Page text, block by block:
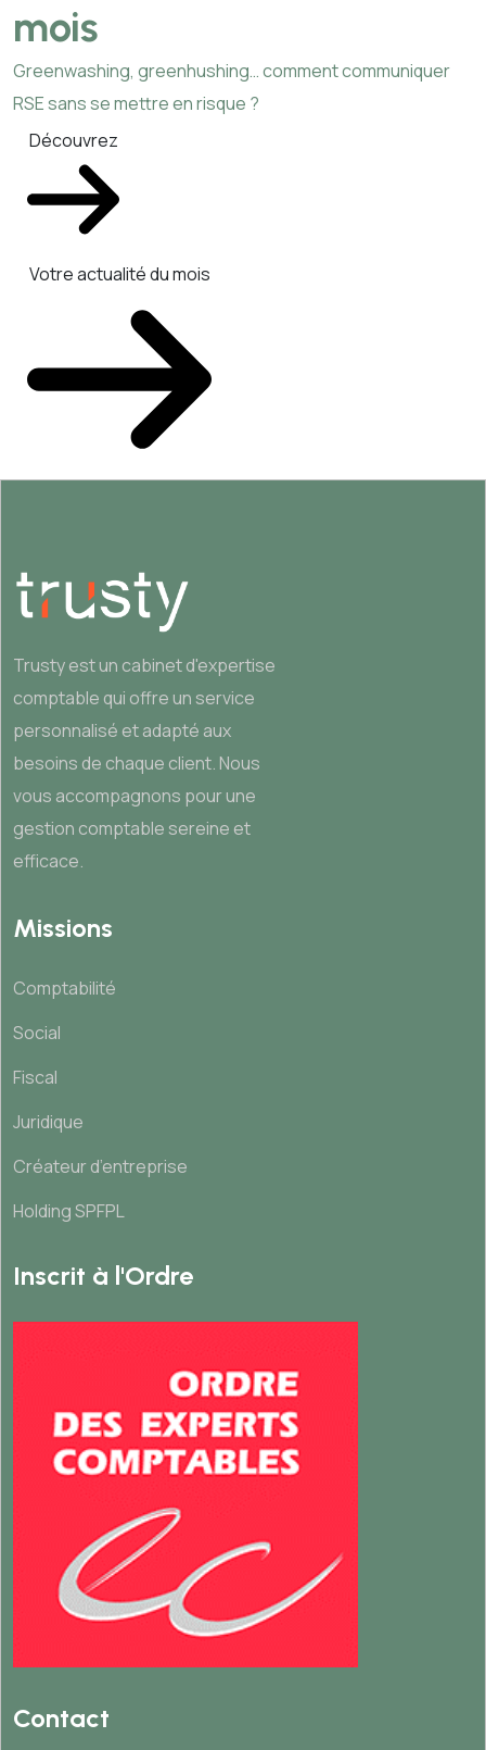
mois
Greenwashing, greenhushing… comment communiquer
RSE sans se mettre en risque ?
Découvrez
Votre actualité du mois
Trusty est un cabinet d'expertise
comptable qui offre un service
personnalisé et adapté aux
besoins de chaque client. Nous
vous accompagnons pour une
gestion comptable sereine et
efficace.
Missions
Comptabilité
Social
Fiscal
Juridique
Créateur d’entreprise
Holding SPFPL
Inscrit à l'Ordre
Contact